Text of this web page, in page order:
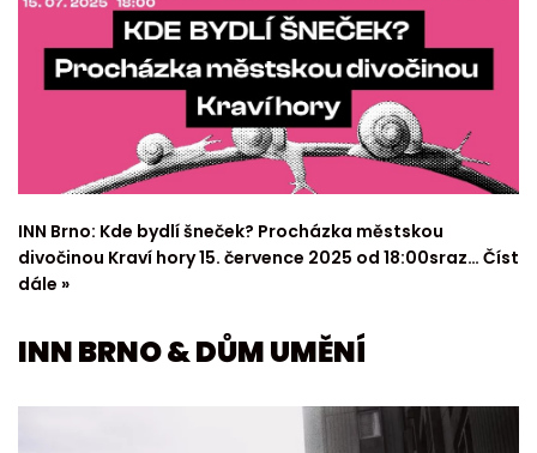
INN Brno: Kde bydlí šneček? Procházka městskou
divočinou Kraví hory 15. července 2025 od 18:00sraz… Číst
dále »
INN BRNO & DŮM UMĚNÍ